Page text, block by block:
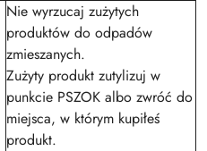
Nie wyrzucaj zużytych
produktów do odpadów
zmieszanych.
Zużyty produkt zutylizuj w
punkcie PSZOK albo zwróć do
miejsca, w którym kupiłeś
produkt.